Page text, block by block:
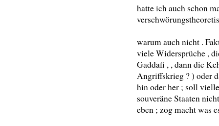
hatte ich auch schon
warum auch nicht .
viele Widersprüche ,
Gaddafi , , dann die
Angriffskrieg ? ) oder
hin oder her ; soll
souveräne Staaten
eben ; zog macht was